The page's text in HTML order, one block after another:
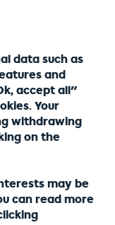
Alliance
data such as
and
accept all"
Your
withdrawing
on the
may be
can read more